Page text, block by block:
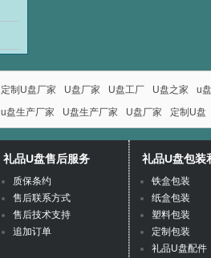
定制U盘厂家 U盘厂家 U盘工厂 U盘之家
u
u盘生产厂家 U盘生产厂家 U盘厂家 定制U盘
礼品U盘售后服务
质保条约
售后联系方式
售后技术支持
追加订单
礼品U盘包装
铁盒包装
纸盒包装
塑料包装
定制包装
礼品U盘配件